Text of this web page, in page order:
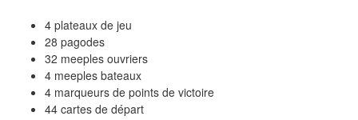
la
famille
Pour
les
4 plateaux de jeu
28 pagodes
32 meeples ouvriers
4 meeples bateaux
4 marqueurs de points de victoire
44 cartes de départ